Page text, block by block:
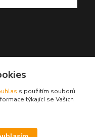
s použitím souborů
týkající se Vašich